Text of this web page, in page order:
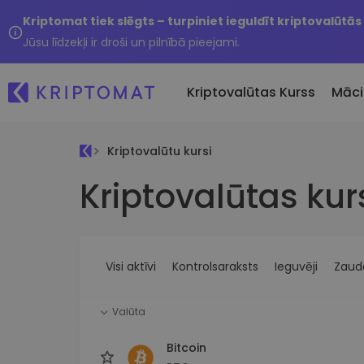
Kriptomat tiek slēgts – turpiniet ieguldīt kriptovalūtās
Jūsu līdzekļi ir droši un pilnībā pieejami.
Kriptovalūtas Kurss
Visas cenas
Vairāk nekā 300 kriptovalūtu Nesen
Pērciet vairāk nekā 300
kriptovalūtas
iespējas
Kriptovalūtu kursi
Kriptovalūtas
Visi aktīvi Kontrolsaraksts Ieguvēji
Valūta
Bitcoin